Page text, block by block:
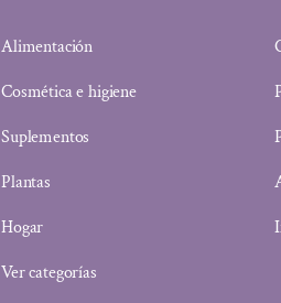
Alimentación
Cosmética e higiene
Suplementos
Plantas
Hogar
Ver categorías